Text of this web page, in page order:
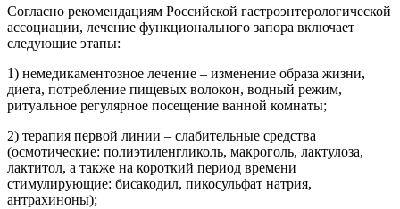
Согласно рекомендациям Российской гастроэнтерологической
ассоциации, лечение функционального запора включает
следующие этапы:
1) немедикаментозное лечение – изменение образа жизни,
диета, потребление пищевых волокон, водный режим,
ритуальное регулярное посещение ванной комнаты;
2) терапия первой линии – слабительные средства
(осмотические: полиэтиленгликоль, макроголь, лактулоза,
лактитол, а также на короткий период времени
стимулирующие: бисакодил, пикосульфат натрия,
антрахиноны);